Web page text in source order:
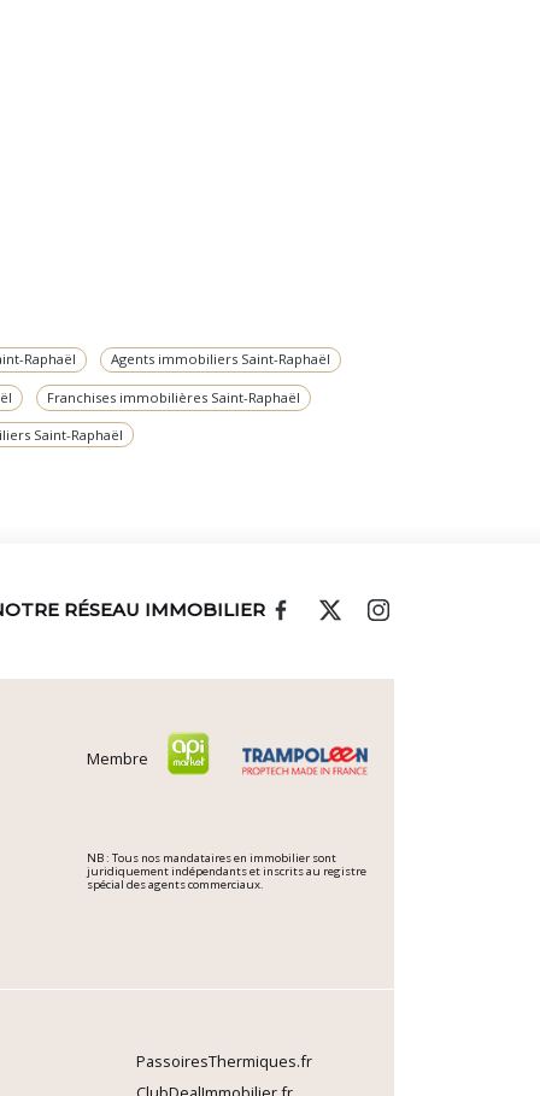
Raphaël Agents immobiliers Saint-Raphaël
Franchises immobilières Saint-Raphaël
Saint-Raphaël
RÉSEAU IMMOBILIER
Membre
NB : Tous nos mandataires en immobilier sont
juridiquement indépendants et inscrits au registre
spécial des agents commerciaux.
PassoiresThermiques.fr